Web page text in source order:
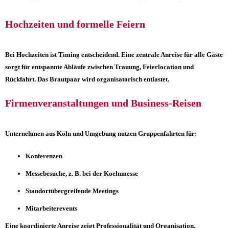
Hochzeiten und formelle Feiern
Bei Hochzeiten ist Timing entscheidend. Eine zentrale Anreise für alle Gäste
sorgt für entspannte Abläufe zwischen Trauung, Feierlocation und
Rückfahrt. Das Brautpaar wird organisatorisch entlastet.
Firmenveranstaltungen und Business-Reisen
Unternehmen aus Köln und Umgebung nutzen Gruppenfahrten für:
Konferenzen
Messebesuche, z. B. bei der Koelnmesse
Standortübergreifende Meetings
Mitarbeiterevents
Eine koordinierte Anreise zeigt Professionalität und Organisation.